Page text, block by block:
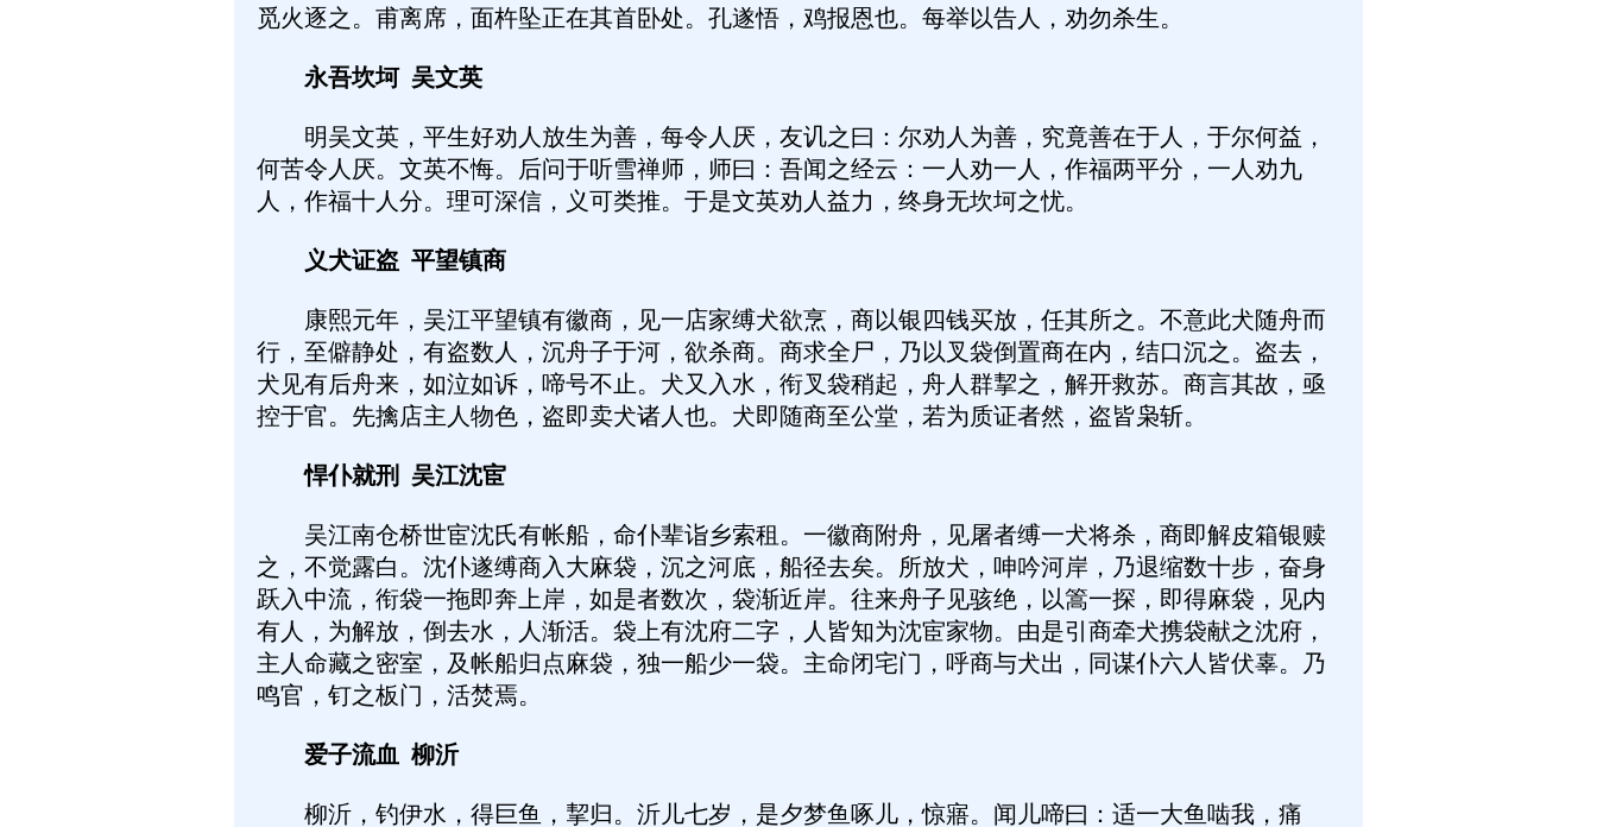
觅火逐之。甫离席，面杵坠正在其首卧处。孔遂悟，鸡报恩也。每举以告人，劝勿杀生。
永吾坎坷 吴文英
明吴文英，平生好劝人放生为善，每令人厌，友讥之曰：尔劝人为善，究竟善在于人，于尔何益，
何苦令人厌。文英不悔。后问于听雪禅师，师曰：吾闻之经云：一人劝一人，作福两平分，一人劝九
人，作福十人分。理可深信，义可类推。于是文英劝人益力，终身无坎坷之忧。
义犬证盗 平望镇商
康熙元年，吴江平望镇有徽商，见一店家缚犬欲烹，商以银四钱买放，任其所之。不意此犬随舟而
行，至僻静处，有盗数人，沉舟子于河，欲杀商。商求全尸，乃以叉袋倒置商在内，结口沉之。盗去，
犬见有后舟来，如泣如诉，啼号不止。犬又入水，衔叉袋稍起，舟人群挈之，解开救苏。商言其故，亟
控于官。先擒店主人物色，盗即卖犬诸人也。犬即随商至公堂，若为质证者然，盗皆枭斩。
悍仆就刑 吴江沈宦
吴江南仓桥世宦沈氏有帐船，命仆辈诣乡索租。一徽商附舟，见屠者缚一犬将杀，商即解皮箱银赎
之，不觉露白。沈仆遂缚商入大麻袋，沉之河底，船径去矣。所放犬，呻吟河岸，乃退缩数十步，奋身
跃入中流，衔袋一拖即奔上岸，如是者数次，袋渐近岸。往来舟子见骇绝，以篙一探，即得麻袋，见内
有人，为解放，倒去水，人渐活。袋上有沈府二字，人皆知为沈宦家物。由是引商牵犬携袋献之沈府，
主人命藏之密室，及帐船归点麻袋，独一船少一袋。主命闭宅门，呼商与犬出，同谋仆六人皆伏辜。乃
鸣官，钉之板门，活焚焉。
爱子流血 柳沂
柳沂，钓伊水，得巨鱼，挈归。沂儿七岁，是夕梦鱼啄儿，惊寤。闻儿啼曰：适一大鱼啮我，痛